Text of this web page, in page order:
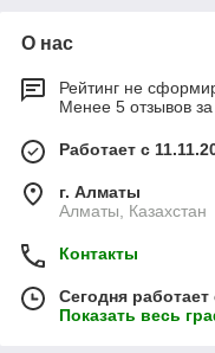
О нас
Рейтинг не
Менее 5 отзывов
Работает с
г. Алматы
Алматы, Казахстан
Контакты
Сегодня
Показать весь